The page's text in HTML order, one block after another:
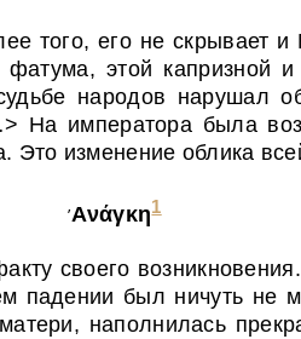
того, его не скрывает и
фатума, этой
народов нарушал
На императора была
изменение облика
’Аνάγκη1
своего
падении был ничуть
наполнилась